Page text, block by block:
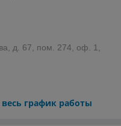
д. 67, пом. 274, оф. 1,
весь график работы